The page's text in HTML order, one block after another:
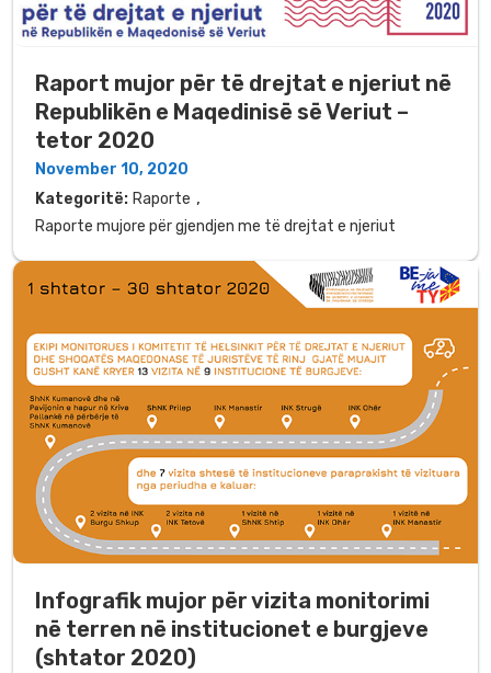
Raport mujor për të drejtat e njeriut në
Republikën e Maqedinisë së Veriut –
tetor 2020
November 10, 2020
Kategoritë: Raporte ,
Raporte mujore për gjendjen me të drejtat e njeriut
Infografik mujor për vizita monitorimi
në terren në institucionet e burgjeve
(shtator 2020)